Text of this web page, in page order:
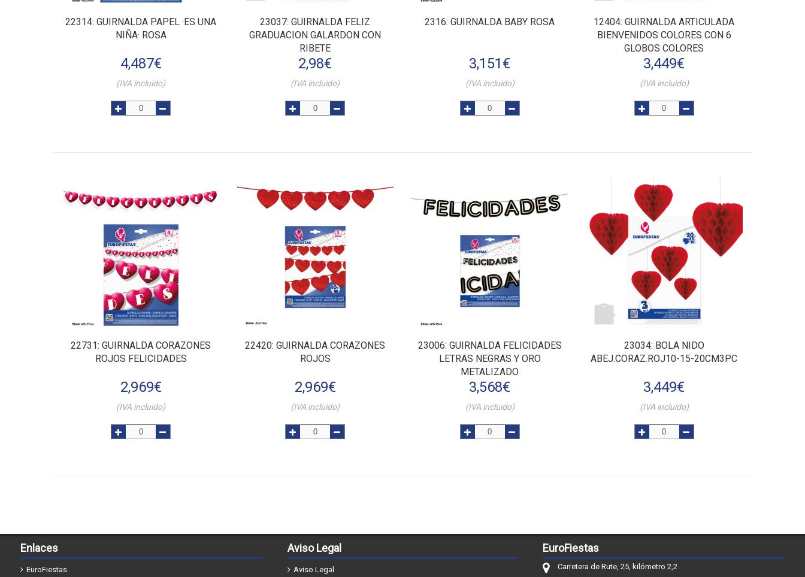
22314: GUIRNALDA PAPEL ·ES UNA
NIÑA· ROSA
4,487€
(IVA incluido)
23037: GUIRNALDA FELIZ
GRADUACION GALARDON CON
RIBETE
2,98€
(IVA incluido)
2316: GUIRNALDA BABY ROSA
3,151€
(IVA incluido)
12404: GUIRNALDA ARTICULADA
BIENVENIDOS COLORES CON 6
GLOBOS COLORES
3,449€
(IVA incluido)
22731: GUIRNALDA CORAZONES
ROJOS FELICIDADES
2,969€
(IVA incluido)
22420: GUIRNALDA CORAZONES
ROJOS
2,969€
(IVA incluido)
23006: GUIRNALDA FELICIDADES
LETRAS NEGRAS Y ORO
METALIZADO
3,568€
(IVA incluido)
23034: BOLA NIDO
ABEJ.CORAZ.ROJ10-15-20CM3PC
3,449€
(IVA incluido)
Enlaces
EuroFiestas
Aviso Legal
Aviso Legal
EuroFiestas
Carretera de Rute, 25, kilómetro 2,2